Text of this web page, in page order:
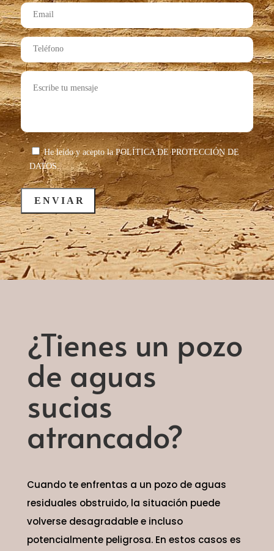
He leído y acepto laPOLÍTICA DE PROTECCIÓN DE
DATOS.
¿Tienes un pozo
de aguas
sucias
atrancado?
Cuando te enfrentas a un pozo de aguas
residuales obstruido, la situación puede
volverse desagradable e incluso
potencialmente peligrosa. En estos casos es